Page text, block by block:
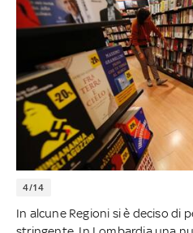
4/14
In alcune Regioni si è deciso di